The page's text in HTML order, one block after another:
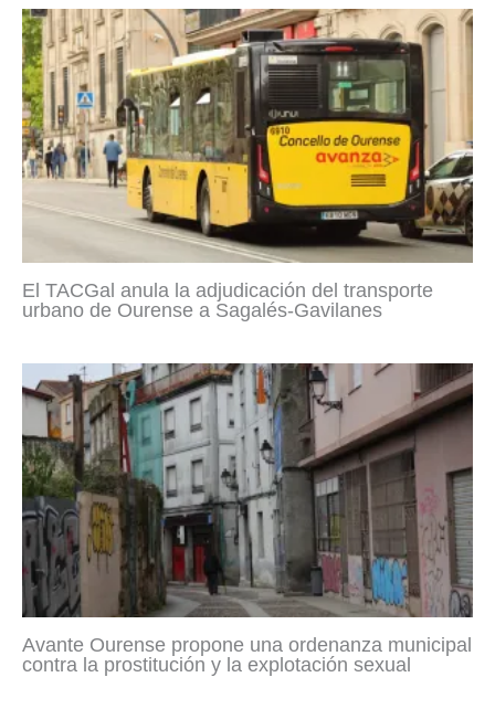
El TACGal anula la adjudicación del transporte
urbano de Ourense a Sagalés-Gavilanes
Avante Ourense propone una ordenanza municipal
contra la prostitución y la explotación sexual